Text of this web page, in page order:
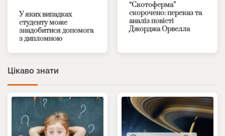
У яких випадках
студенту може
знадобитися допомога
з дипломною
“Скотоферма”
скорочено: переказ та
аналіз повісті
Джорджа Орвелла
Цікаво знати